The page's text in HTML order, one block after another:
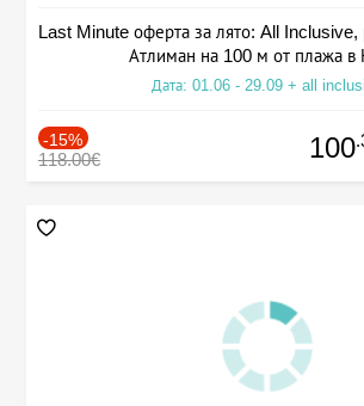
Last Minute оферта за лято: All Inclusive,
Атлиман на 100 м от плажа в
Дата: 01.06 - 29.09 + all
-15%
118.00€ 100